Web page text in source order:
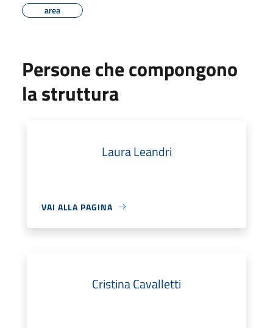
area
Persone che compongono
la struttura
Laura Leandri
VAI ALLA PAGINA
Cristina Cavalletti